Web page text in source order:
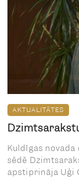
AKTUALITĀTES
Kuldīgas
sēdē
apstiprināja Uģi